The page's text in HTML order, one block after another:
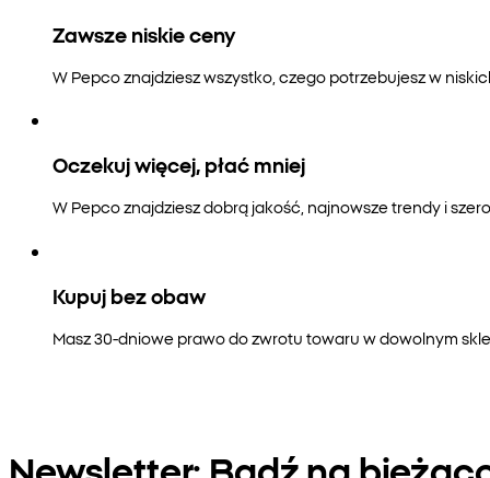
Zawsze niskie ceny
W Pepco znajdziesz wszystko, czego potrzebujesz w
Oczekuj więcej, płać mniej
W Pepco znajdziesz dobrą jakość, najnowsze trendy i
Kupuj bez obaw
Masz 30-dniowe prawo do zwrotu towaru w dowolnym